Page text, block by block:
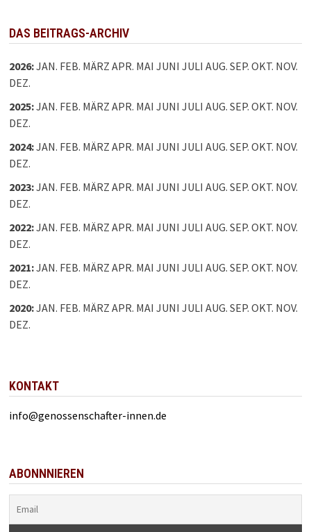
DAS BEITRAGS-ARCHIV
2026:JAN. FEB. MÄRZ APR. MAI JUNI JULI AUG. SEP. OKT. NOV.
DEZ.
2025:JAN. FEB. MÄRZ APR. MAI JUNI JULI AUG. SEP. OKT. NOV.
DEZ.
2024:JAN. FEB. MÄRZ APR. MAI JUNI JULI AUG. SEP. OKT. NOV.
DEZ.
2023:JAN. FEB. MÄRZ APR. MAI JUNI JULI AUG. SEP. OKT. NOV.
DEZ.
2022:JAN. FEB. MÄRZ APR. MAI JUNI JULI AUG. SEP. OKT. NOV.
DEZ.
2021:JAN. FEB. MÄRZ APR. MAI JUNI JULI AUG. SEP. OKT. NOV.
DEZ.
2020:JAN. FEB. MÄRZ APR. MAI JUNI JULI AUG. SEP. OKT. NOV.
DEZ.
KONTAKT
info@genossenschafter-innen.de
ABONNNIEREN